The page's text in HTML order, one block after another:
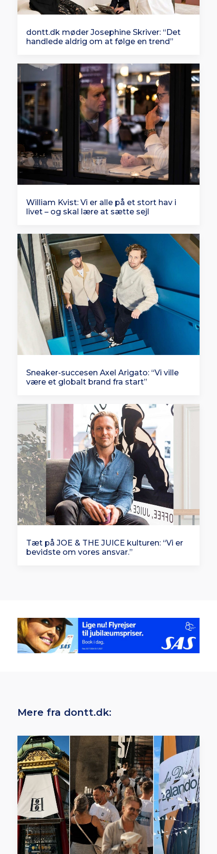
dontt.dk møder Josephine Skriver: “Det
handlede aldrig om at følge en trend”
William Kvist: Vi er alle på et stort hav i
livet – og skal lære at sætte sejl
Sneaker-succesen Axel Arigato: “Vi ville
være et globalt brand fra start”
Tæt på JOE & THE JUICE kulturen: “Vi er
bevidste om vores ansvar.”
Mere fra dontt.dk: